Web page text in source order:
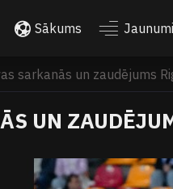
Sākums Jaunumi
sarkanās un zaudējums
UN